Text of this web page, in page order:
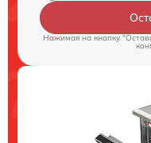
Нажимая на кнопку